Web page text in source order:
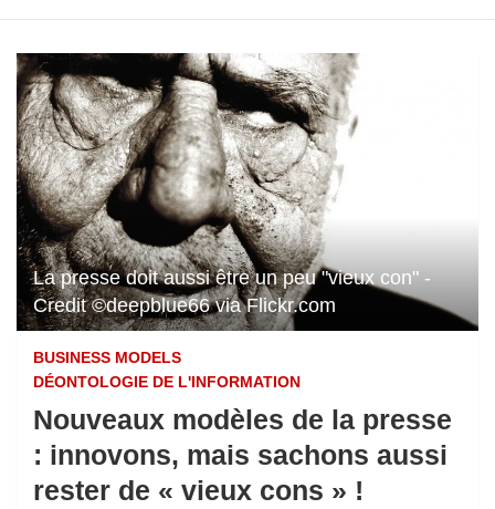
La presse doit aussi être un peu "vieux con" -
Credit ©deepblue66 via Flickr.com
BUSINESS MODELS
DÉONTOLOGIE DE L'INFORMATION
Nouveaux modèles de la presse
: innovons, mais sachons aussi
rester de « vieux cons » !